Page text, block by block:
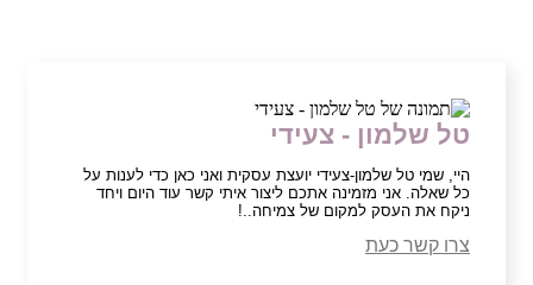
טל שלמון - צעידי
היי, שמי טל שלמון-צעידי יועצת עסקית ואני כאן כדי לענות על
כל שאלה. אני מזמינה אתכם ליצור איתי קשר עוד היום ויחד
ניקח את העסק למקום של צמיחה..!
צרו קשר כעת